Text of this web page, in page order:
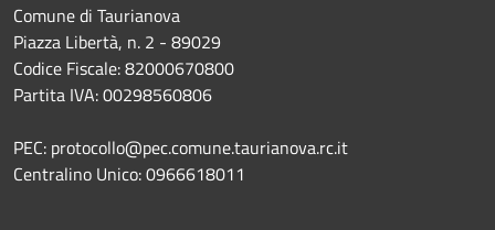
Comune di Taurianova
Piazza Libertà, n. 2 - 89029
Codice Fiscale: 82000670800
Partita IVA: 00298560806
PEC: protocollo@pec.comune.taurianova.rc.it
Centralino Unico: 0966618011